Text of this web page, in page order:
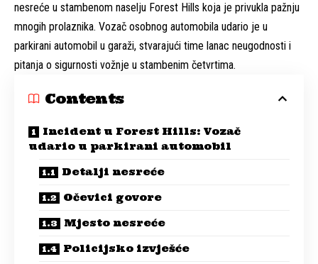
nesreće u stambenom naselju Forest Hills koja je privukla pažnju
mnogih prolaznika. Vozač osobnog automobila udario je u
parkirani automobil u garaži, stvarajući time lanac neugodnosti i
pitanja o sigurnosti vožnje u stambenim četvrtima.
Contents
Incident u Forest Hills: Vozač
udario u parkirani automobil
Detalji nesreće
Očevici govore
Mjesto nesreće
Policijsko izvješće